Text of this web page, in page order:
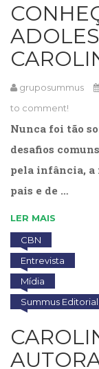
Sociais
(102)
Cinema
(23)
(418)
Comunicação
Corpo
e
Movimento
Crescimento
(222)
Criatividade
(14)
Culinária,
Alimentação
(14)
Negócios
(31)
Educação
gruposummus
to comment!
Nunca foi tão
desafios
pela infância, a
pais e de …
LER MAIS
CBN
Entrevista
Mídia
Summus Editorial